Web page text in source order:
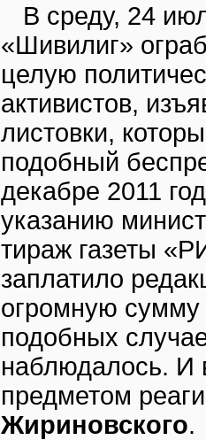
В среду, 24
«Шивилиг»
целую
активистов,
листовки,
подобный
декабре 2011
указанию
тираж газеты
заплатило
огромную сумму
подобных
наблюдалось. И
предметом
Жириновского.